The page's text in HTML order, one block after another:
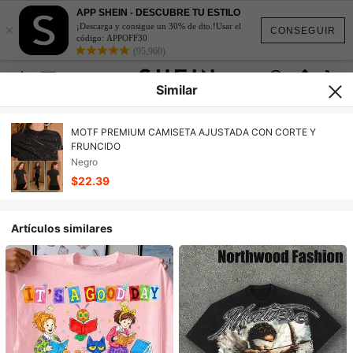
CONSEGUIR
×
APP SHEIN - DESCUBRE TU ESTILO
¡Descarga y consigue un 30% de dto.!Usar el
código: APPOFF30
(95,960)
Similar
MOTF PREMIUM CAMISETA AJUSTADA CON CORTE Y
FRUNCIDO
Negro
$22.39
Artículos similares